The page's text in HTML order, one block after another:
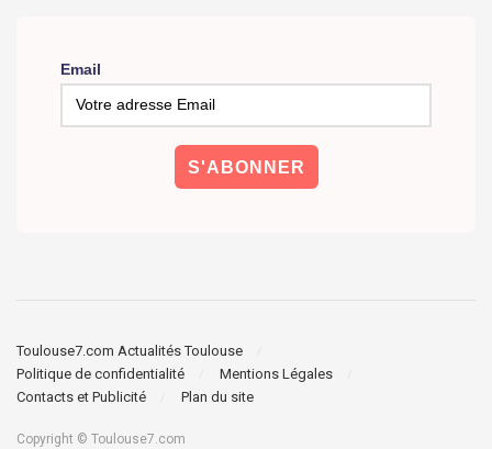
Email
Toulouse7.com Actualités Toulouse
Politique de confidentialité
Mentions Légales
Contacts et Publicité
Plan du site
Copyright © Toulouse7.com